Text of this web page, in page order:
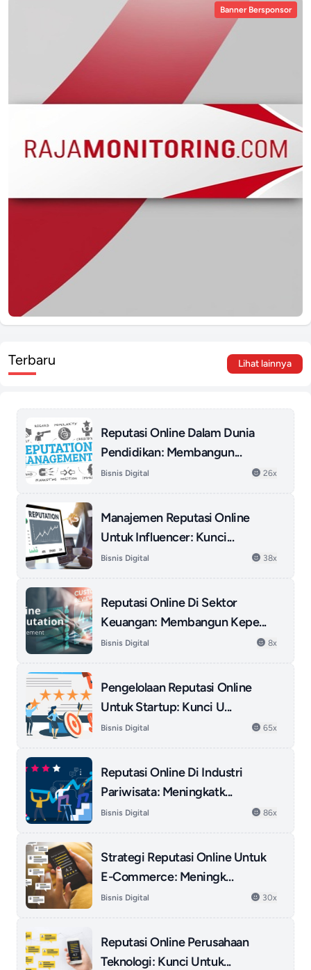
Banner Bersponsor
Terbaru Lihat lainnya
Reputasi Online Dalam Dunia
Pendidikan: Membangun...
Bisnis Digital 26x
Manajemen Reputasi Online
Untuk Influencer: Kunci...
Bisnis Digital 38x
Reputasi Online Di Sektor
Keuangan: Membangun Kepe...
Bisnis Digital 8x
Pengelolaan Reputasi Online
Untuk Startup: Kunci U...
Bisnis Digital 65x
Reputasi Online Di Industri
Pariwisata: Meningkatk...
Bisnis Digital 86x
Strategi Reputasi Online Untuk
E-Commerce: Meningk...
Bisnis Digital 30x
Reputasi Online Perusahaan
Teknologi: Kunci Untuk...